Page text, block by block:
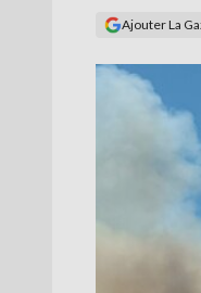
Ajouter La